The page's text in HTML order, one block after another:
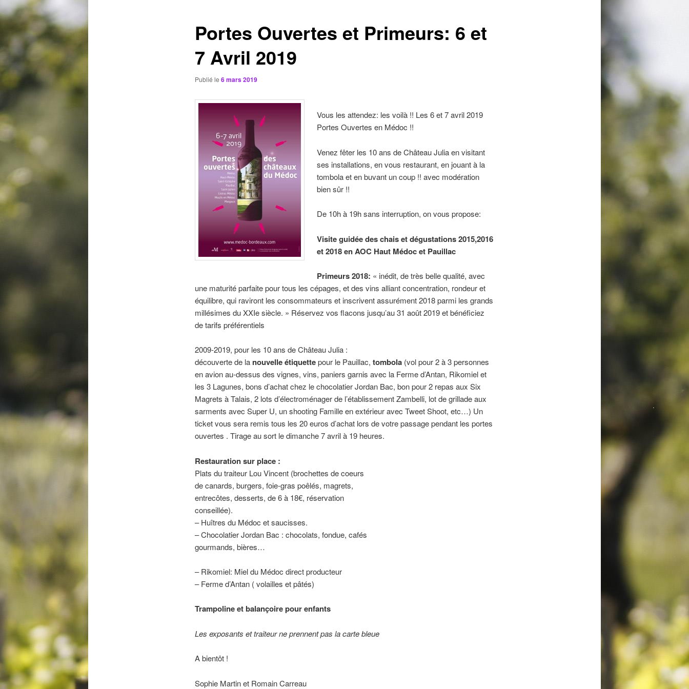
Portes Ouvertes et Primeurs: 6 et
7 Avril 2019
Publié le 6 mars 2019
Vous les attendez: les voilà !! Les 6 et 7 avril 2019
Portes Ouvertes en Médoc !!
Venez fêter les 10 ans de Château Julia en visitant
ses installations, en vous restaurant, en jouant à la
tombola et en buvant un coup !! avec modération
bien sûr !!
De 10h à 19h sans interruption, on vous propose:
Visite guidée des chais et dégustations 2015,2016
et 2018 en AOC Haut Médoc et Pauillac
Primeurs 2018: « inédit, de très belle qualité, avec
une maturité parfaite pour tous les cépages, et des vins alliant concentration, rondeur et
équilibre, qui raviront les consommateurs et inscrivent assurément 2018 parmi les grands
millésimes du XXIe siècle. » Réservez vos flacons jusqu’au 31 août 2019 et bénéficiez
de tarifs préférentiels
2009-2019, pour les 10 ans de Château Julia :
découverte de la nouvelle étiquettepour le Pauillac, tombola(vol pour 2 à 3 personnes
en avion au-dessus des vignes, vins, paniers garnis avec la Ferme d’Antan, Rikomiel et
les 3 Lagunes, bons d’achat chez le chocolatier Jordan Bac, bon pour 2 repas aux Six
Magrets à Talais, 2 lots d’électroménager de l’établissement Zambelli, lot de grillade aux
sarments avec Super U, un shooting Famille en extérieur avec Tweet Shoot, etc…) Un
ticket vous sera remis tous les 20 euros d’achat lors de votre passage pendant les portes
ouvertes . Tirage au sort le dimanche 7 avril à 19 heures.
Restauration sur place :
Plats du traiteur Lou Vincent (brochettes de coeurs
de canards, burgers, foie-gras poêlés, magrets,
entrecôtes, desserts, de 6 à 18€, réservation
conseillée).
– Huîtres du Médoc et saucisses.
– Chocolatier Jordan Bac : chocolats, fondue, cafés
gourmands, bières…
– Rikomiel: Miel du Médoc direct producteur
– Ferme d’Antan ( volailles et pâtés)
Trampoline et balançoire pour enfants
Les exposants et traiteur ne prennent pas la carte bleue
A bientôt !
Sophie Martin et Romain Carreau